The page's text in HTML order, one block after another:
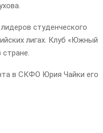
студенческого
лигах. Клуб «Южный
в СКФО Юрия Чайки его